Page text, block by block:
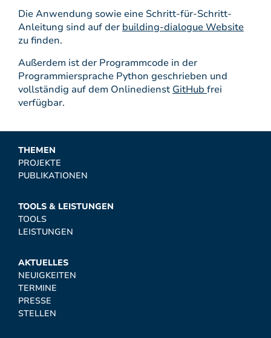
Die Anwendung sowie eine Schritt-für-Schritt-
Anleitung sind auf der building-dialogue Website
zu finden.
Außerdem ist der Programmcode in der
Programmiersprache Python geschrieben und
vollständig auf dem Onlinedienst GitHub frei
verfügbar.
THEMEN
PROJEKTE
PUBLIKATIONEN
TOOLS & LEISTUNGEN
TOOLS
LEISTUNGEN
AKTUELLES
NEUIGKEITEN
TERMINE
PRESSE
STELLEN